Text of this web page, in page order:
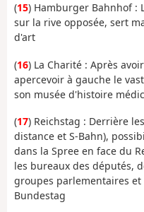
(15) Hamburger Bahnhof :
sur la rive opposée, sert
d'art
(16) La Charité : Après
apercevoir à gauche le
son musée d'histoire
(17) Reichstag : Derrière
distance et S-Bahn),
dans la Spree en face du
les bureaux des députés,
groupes parlementaires
Bundestag